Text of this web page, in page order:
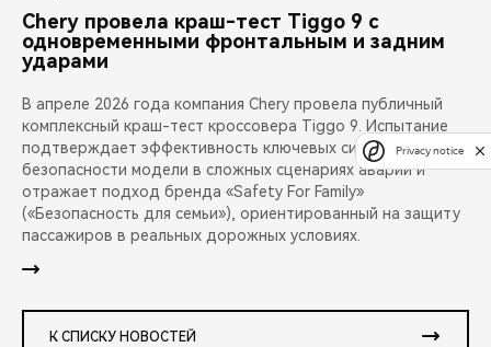
Chery провела краш-тест Tiggo 9 с
одновременными фронтальным и задним
ударами
В апреле 2026 года компания Chery провела публичный
комплексный краш-тест кроссовера Tiggo 9. Испытание
подтверждает эффективность ключевых систем
безопасности модели в сложных сценариях аварий и
отражает подход бренда «Safety For Family»
(«Безопасность для семьи»), ориентированный на защиту
пассажиров в реальных дорожных условиях.
К СПИСКУ НОВОСТЕЙ
Privacy notice